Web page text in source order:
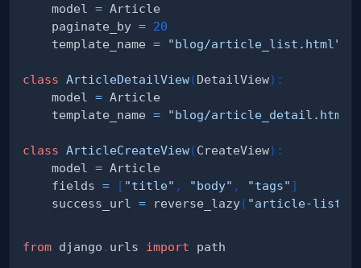
    model
=
    paginate_by
= 20
    template_name
= "blog/article_list.html"
class ArticleDetailView(DetailView) :
    model
=
    template_name
= "blog/article_detail.html"
class ArticleCreateView(CreateView) :
    model
=
    fields
= [ "title" , "body" , "tags" ]
    success_url
= reverse_lazy( "article-list"
from django . urls import